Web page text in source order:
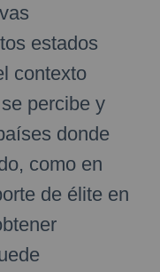
estados
contexto
percibe y
donde
como en
de élite en